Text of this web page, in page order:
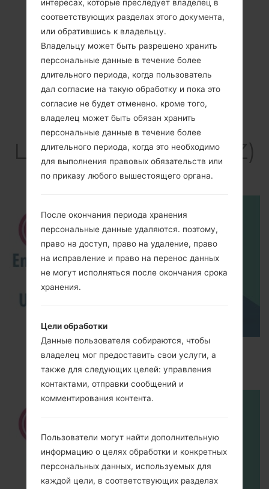
Видео
LGUS992Z(LGUS992Z)
akaLG G5
Debugging on LG ?
интересах, которые преследует владелец в
соответствующих разделах этого документа,
или обратившись к владельцу.
Владельцу может быть разрешено хранить
персональные данные в течение более
длительного периода, когда пользователь
дал согласие на такую обработку и пока это
согласие не будет отменено. кроме того,
владелец может быть обязан хранить
персональные данные в течение более
длительного периода, когда это необходимо
для выполнения правовых обязательств или
по приказу любого вышестоящего органа.
После окончания периода хранения
персональные данные удаляются. поэтому,
право на доступ, право на удаление, право
на исправление и право на перенос данных
не могут исполняться после окончания срока
хранения.
Цели обработки
Данные пользователя собираются, чтобы
владелец мог предоставить свои услуги, а
также для следующих целей: управления
контактами, отправки сообщений и
комментирования контента.
Пользователи могут найти дополнительную
информацию о целях обработки и конкретных
персональных данных, используемых для
каждой цели, в соответствующих разделах